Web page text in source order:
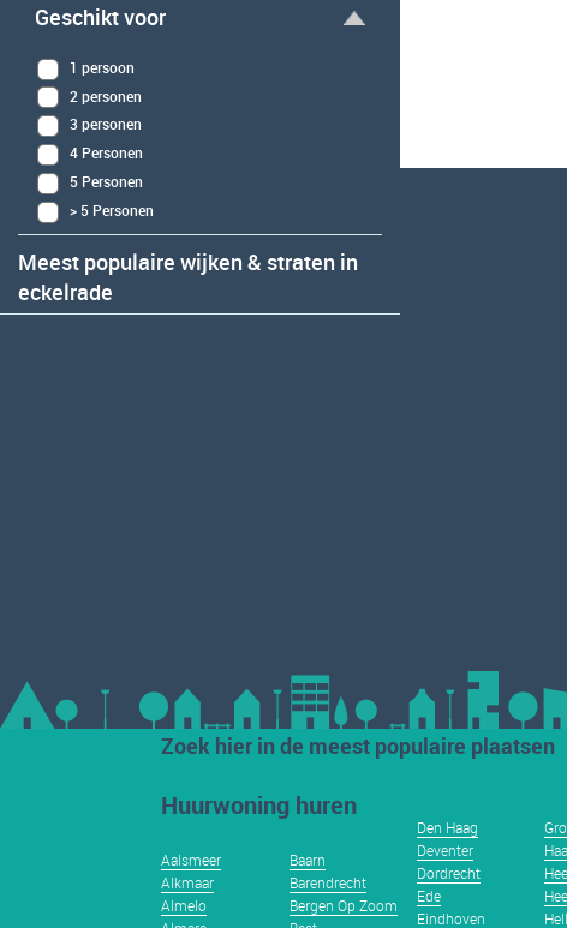
Geschikt voor
1 persoon
2 personen
3 personen
4 Personen
5 Personen
> 5 Personen
Meest populaire wijken & straten in
eckelrade
Zoek hier in de meest populaire plaatsen
Huurwoning huren
Aalsmeer
Alkmaar
Almelo
Baarn
Barendrecht
Bergen Op Zoom
Den Haag
Deventer
Dordrecht
Ede
Eindhoven